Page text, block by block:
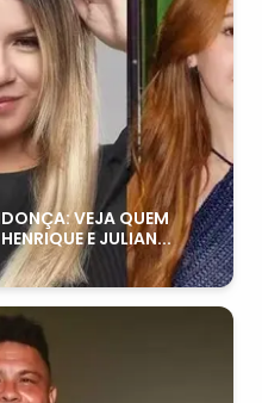
VEJA QUEM
E JULIAN...